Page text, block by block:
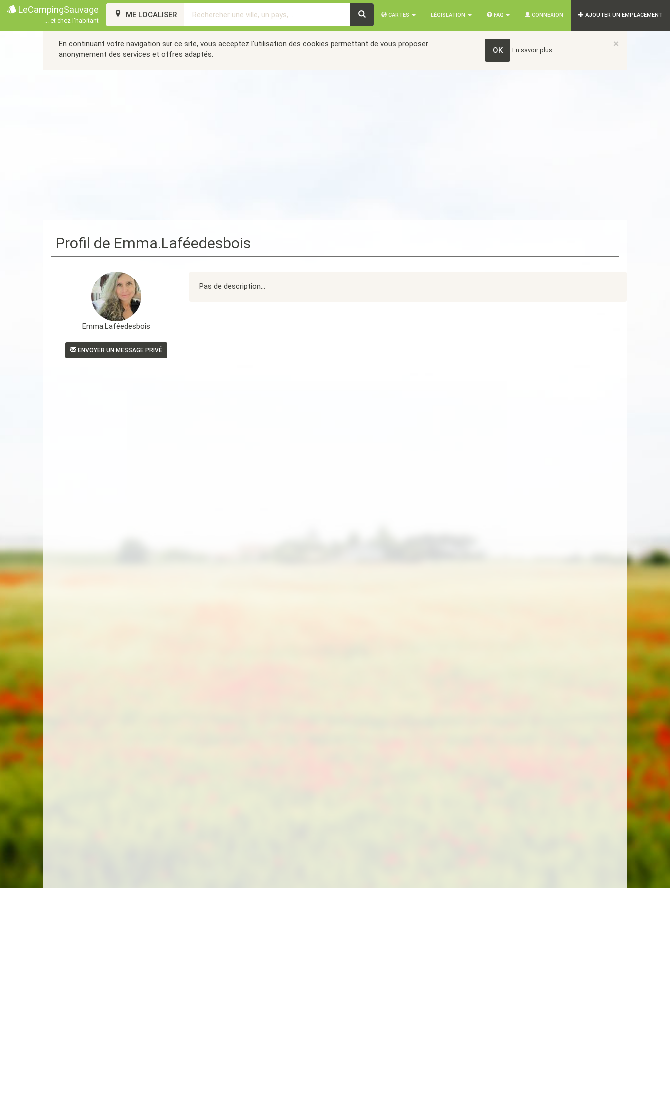
LeCampingSauvage
... et chez l'habitant
CARTES LÉGISLATION FAQ CONNEXION AJOUTER UN EMPLACEMENT
ME LOCALISER
×
En continuant votre navigation sur ce site, vous acceptez l'utilisation des cookies permettant de vous proposer
anonymement des services et offres adaptés.
OK En savoir plus
Profil de Emma.Laféedesbois
Emma.Laféedesbois
ENVOYER UN MESSAGE PRIVÉ
Pas de description...